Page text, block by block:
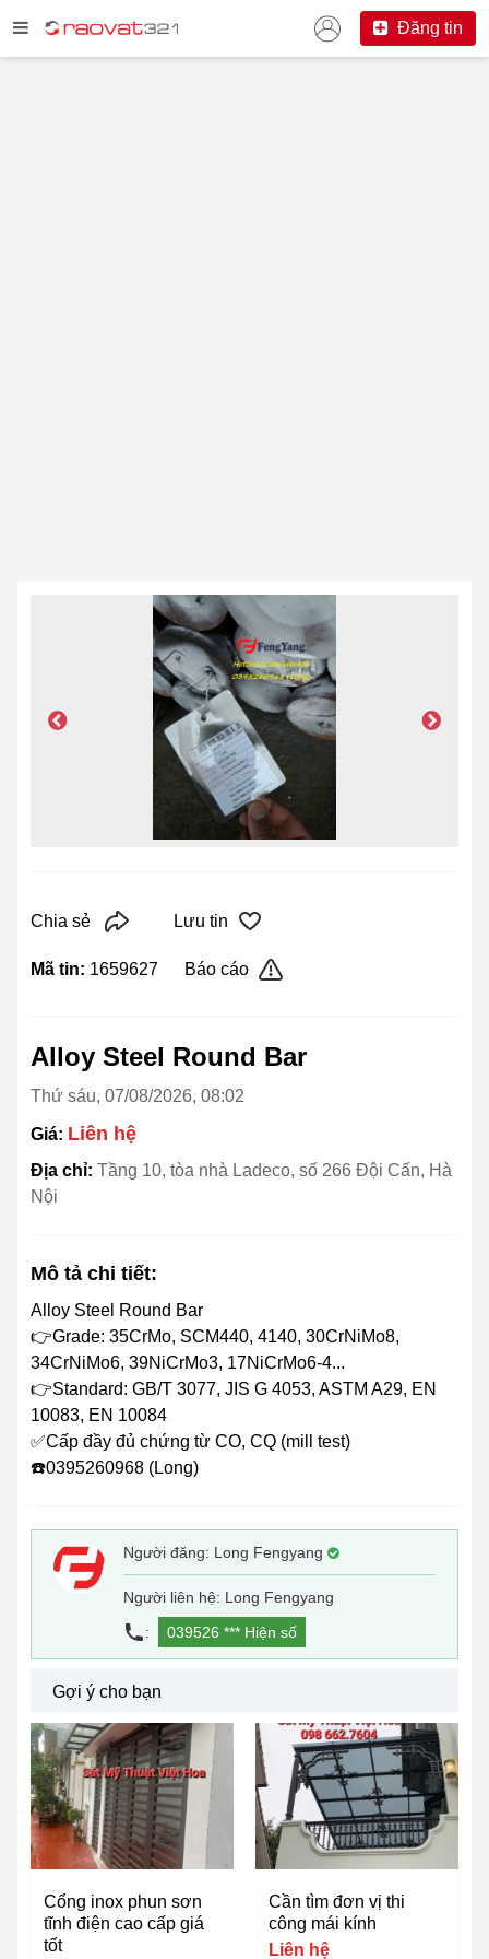
Đăng tin
Chia sẻ Lưu tin
Mã tin: 1659627 Báo cáo
Alloy Steel Round Bar
Thứ sáu, 07/08/2026, 08:02
Giá: Liên hệ
Địa chỉ: Tầng 10, tòa nhà Ladeco, số 266 Đội Cấn, Hà
Nội
Mô tả chi tiết:
Alloy Steel Round Bar
👉Grade: 35CrMo, SCM440, 4140, 30CrNiMo8,
34CrNiMo6, 39NiCrMo3, 17NiCrMo6-4...
👉Standard: GB/T 3077, JIS G 4053, ASTM A29, EN
10083, EN 10084
✅Cấp đầy đủ chứng từ CO, CQ (mill test)
☎️0395260968 (Long)
Người đăng: Long Fengyang
Người liên hệ: Long Fengyang
:
039526 *** Hiện số
Gợi ý cho bạn
Cổng inox phun sơn
tĩnh điện cao cấp giá
tốt
Cần tìm đơn vị thi
công mái kính
Liên hệ